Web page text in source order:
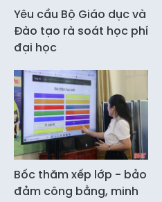
Yêu cầu Bộ Giáo dục và
Đào tạo rà soát học phí
đại học
Bốc thăm xếp lớp - bảo
đảm công bằng, minh